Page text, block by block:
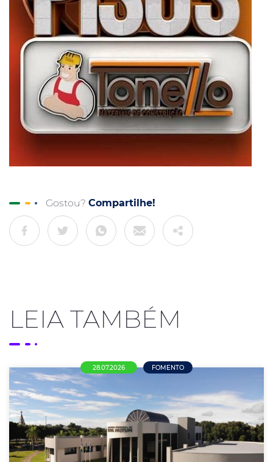
Gostou? Compartilhe!
LEIA TAMBÉM
28.07.2026 FOMENTO
Mais de R$ 21 milhões em oportunidades
para empresas de Nova Mutum